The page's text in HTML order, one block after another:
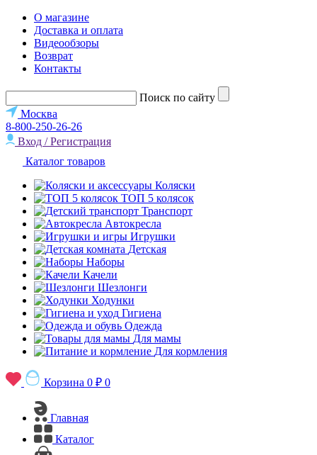
О магазине
Доставка и оплата
Видеообзоры
Возврат
Контакты
Поиск по сайту
Москва
8-800-250-26-26
Вход / Регистрация
Каталог товаров
Коляски
ТОП 5 колясок
Транспорт
Автокресла
Игрушки
Детская
Наборы
Качели
Шезлонги
Ходунки
Гигиена
Одежда
Для мамы
Для кормления
Корзина 0 ₽ 0
Главная
Каталог